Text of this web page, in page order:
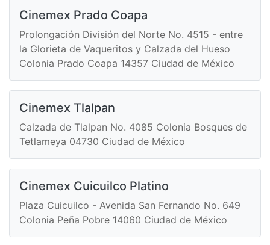
Cinemex Prado Coapa
Prolongación División del Norte No. 4515 - entre
la Glorieta de Vaqueritos y Calzada del Hueso
Colonia Prado Coapa 14357 Ciudad de México
Cinemex Tlalpan
Calzada de Tlalpan No. 4085 Colonia Bosques de
Tetlameya 04730 Ciudad de México
Cinemex Cuicuilco Platino
Plaza Cuicuilco - Avenida San Fernando No. 649
Colonia Peña Pobre 14060 Ciudad de México